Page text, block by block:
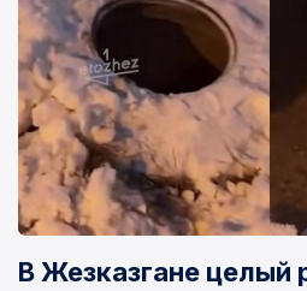
В Жезказгане целый